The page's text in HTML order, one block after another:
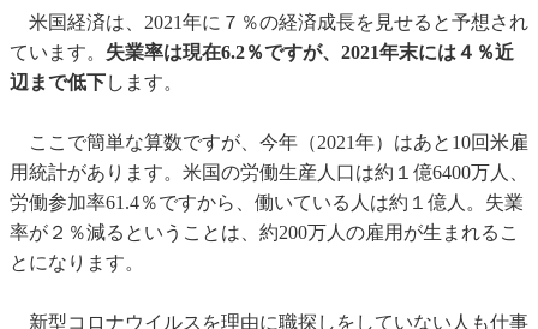
米国経済は、2021年に７％の経済成長を見せると予想され
ています。 失業率は現在6.2％ですが、2021年末には４％近
辺まで低下します。
ここで簡単な算数ですが、今年（2021年）はあと10回米雇
用統計があります。米国の労働生産人口は約１億6400万人、
労働参加率61.4％ですから、働いている人は約１億人。失業
率が２％減るということは、約200万人の雇用が生まれるこ
とになります。
新型コロナウイルスを理由に職探しをしていない人も仕事